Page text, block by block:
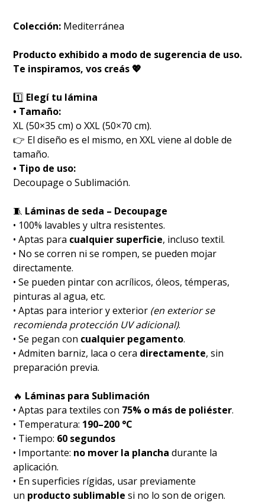
Colección: Mediterránea
Producto exhibido a modo de sugerencia de uso.
Te inspiramos, vos creás 💖
1️⃣ Elegí tu lámina
• Tamaño:
XL (50×35 cm) o XXL (50×70 cm).
👉 El diseño es el mismo, en XXL viene al doble de
tamaño.
• Tipo de uso:
Decoupage o Sublimación.
🧵 Láminas de seda – Decoupage
• 100% lavables y ultra resistentes.
• Aptas para cualquier superficie, incluso textil.
• No se corren ni se rompen, se pueden mojar
directamente.
• Se pueden pintar con acrílicos, óleos, témperas,
pinturas al agua, etc.
• Aptas para interior y exterior (en exterior se
recomienda protección UV adicional).
• Se pegan con cualquier pegamento.
• Admiten barniz, laca o cera directamente, sin
preparación previa.
🔥 Láminas para Sublimación
• Aptas para textiles con 75% o más de poliéster.
• Temperatura: 190–200 °C
• Tiempo: 60 segundos
• Importante: no mover la plancha durante la
aplicación.
• En superficies rígidas, usar previamente
un producto sublimable si no lo son de origen.